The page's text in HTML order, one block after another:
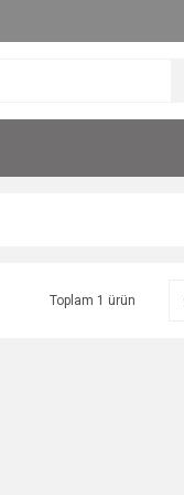
Toplam 1 ürün